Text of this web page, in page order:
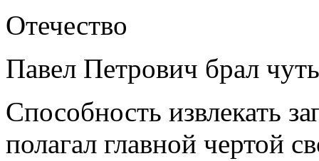
Отечество
Павел Петрович брал
Способность извлекать
полагал главной чертой